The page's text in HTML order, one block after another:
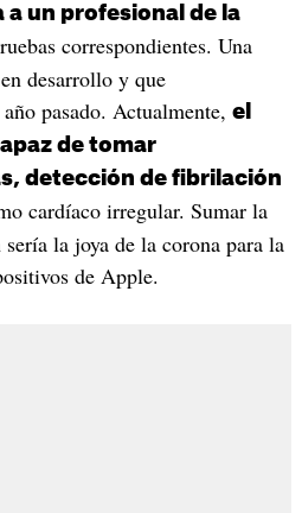
un profesional de la
correspondientes. Una
desarrollo y que
pasado. Actualmente, el
de tomar
detección de fibrilación
cardíaco irregular. Sumar la
la joya de la corona para la
de Apple.